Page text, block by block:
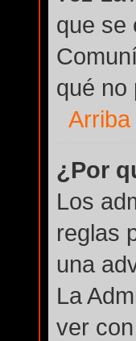
que se
qué no
Arriba
¿Por
Los
reglas
una
La
ver